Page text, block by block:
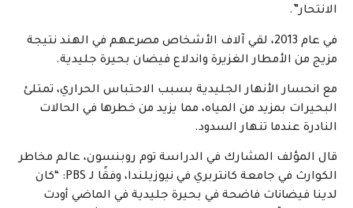
الانتحار”.
في عام 2013، لقي آلاف الأشخاص مصرعهم في الهند نتيجة
مزيج من الأمطار الغزيرة واندلاع فيضان بحيرة جليدية.
مع انحسار الأنهار الجليدية بسبب الاحتباس الحراري، تمتلئ
البحيرات بمزيد من المياه، مما يزيد من خطرها في الحالات
النادرة عندما تنهار السدود.
قال المؤلف المشارك في الدراسة توم روبنسون، عالم مخاطر
الكوارث في جامعة كانتربري في نيوزيلندا، وفقًا لـ PBS: “كان
لدينا فيضانات فاضحة في بحيرة جليدية في الماضي أودت